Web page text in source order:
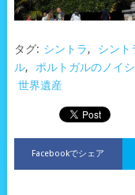
タグ: シントラ, シント
ル, ポルトガルのノイ
世界遺産
Facebookでシェア